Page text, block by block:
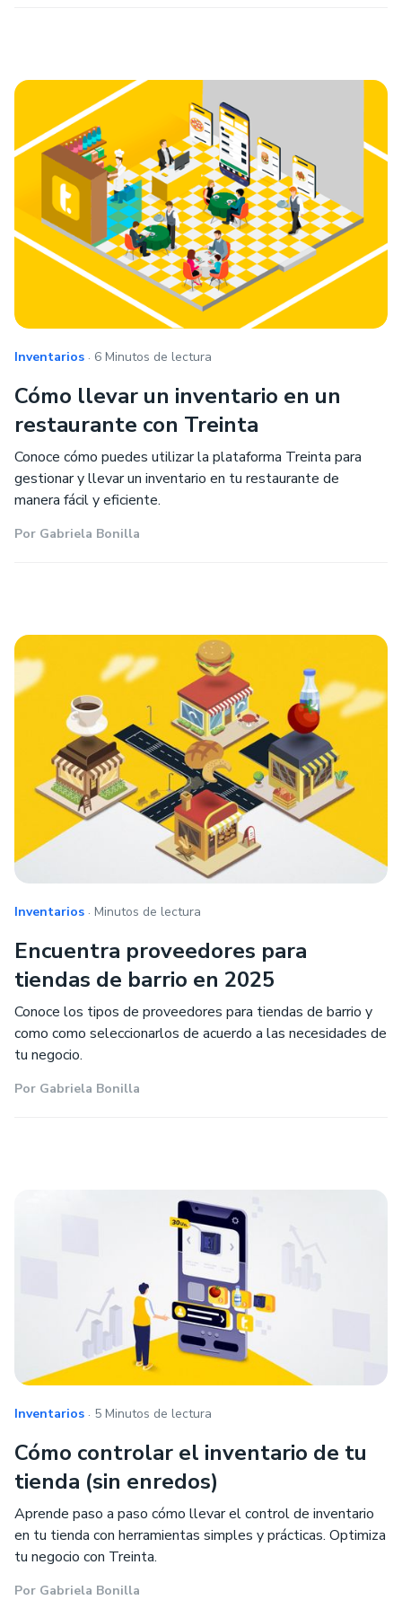
Inventarios . 6 Minutos de lectura
Cómo llevar un inventario en un
restaurante con Treinta
Conoce cómo puedes utilizar la plataforma Treinta para
gestionar y llevar un inventario en tu restaurante de
manera fácil y eficiente.
Por Gabriela Bonilla
Inventarios . Minutos de lectura
Encuentra proveedores para
tiendas de barrio en 2025
Conoce los tipos de proveedores para tiendas de barrio y
como como seleccionarlos de acuerdo a las necesidades de
tu negocio.
Por Gabriela Bonilla
Inventarios . 5 Minutos de lectura
Cómo controlar el inventario de tu
tienda (sin enredos)
Aprende paso a paso cómo llevar el control de inventario
en tu tienda con herramientas simples y prácticas. Optimiza
tu negocio con Treinta.
Por Gabriela Bonilla